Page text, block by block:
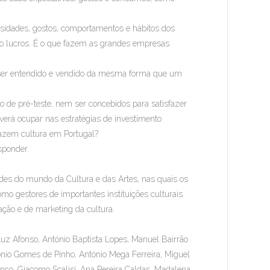
gostos, comportamentos e hábitos dos
lucros. É o que fazem as grandes empresas
entendido e vendido da mesma forma que um
de pré-teste, nem ser concebidos para satisfazer
ocupar nas estratégias de investimento
cultura em Portugal?
do mundo da Cultura e das Artes, nas quais os
gestores de importantes instituições culturais
e de marketing da cultura.
Afonso, António Baptista Lopes, Manuel Bairrão
Gomes de Pinho, António Mega Ferreira, Miguel